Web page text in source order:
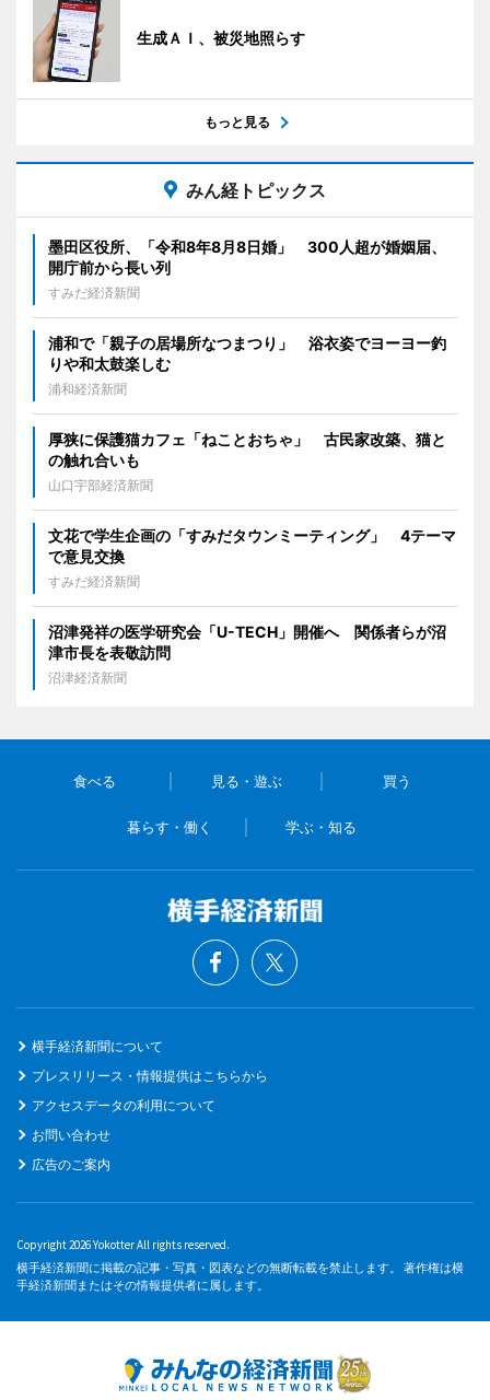
生成ＡＩ、被災地照らす
もっと見る
みん経トピックス
墨田区役所、「令和8年8月8日婚」 300人超が婚姻届、
開庁前から長い列
すみだ経済新聞
浦和で「親子の居場所なつまつり」 浴衣姿でヨーヨー釣
りや和太鼓楽しむ
浦和経済新聞
厚狭に保護猫カフェ「ねことおちゃ」 古民家改築、猫と
の触れ合いも
山口宇部経済新聞
文花で学生企画の「すみだタウンミーティング」 4テーマ
で意見交換
すみだ経済新聞
沼津発祥の医学研究会「U-TECH」開催へ 関係者らが沼
津市長を表敬訪問
沼津経済新聞
食べる 見る・遊ぶ 買う
暮らす・働く 学ぶ・知る
横手経済新聞について
プレスリリース・情報提供はこちらから
アクセスデータの利用について
お問い合わせ
広告のご案内
Copyright 2026 Yokotter All rights reserved.
横手経済新聞に掲載の記事・写真・図表などの無断転載を禁止します。 著作権は横
手経済新聞またはその情報提供者に属します。